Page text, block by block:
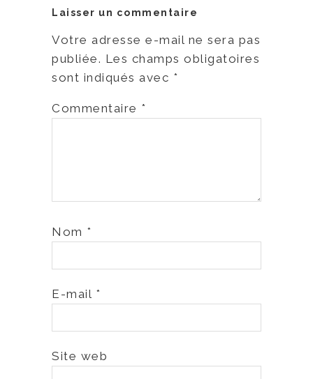
Laisser un commentaire
Votre adresse e-mail ne sera pas
publiée. Les champs obligatoires
sont indiqués avec *
Commentaire *
Nom *
E-mail *
Site web